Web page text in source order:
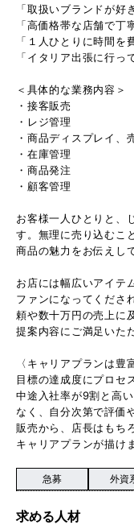
「取扱いブランドが好
「高価格帯な店舗で丁
「１人ひとりに時間を
「イタリア出張に行っ
＜具体的な業務内容＞
・接客販売
・レジ管理
・商品ディスプレイ、
・在庫管理
・商品発注
・顧客管理
お客様一人ひとりと、
す。無理に売り込むこ
商品の魅力をお伝えし
お店には幅広いアイテ
ファンになってくださ
頼や数十万円の売上に
提案内容にご満足いた
〈キャリアプランは豊
目標の達成度にプロセ
中途入社率が9割と高
なく、自分次第で評価
販売から、店長はもち
キャリアプランが描け
急募 外資
求める人材